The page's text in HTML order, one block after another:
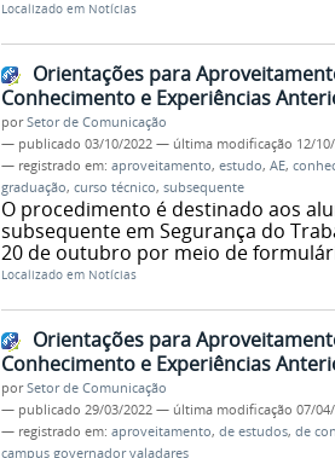
Localizado em Notícias
Orientações para
Conhecimento e Experiências
porSetor de Comunicação
— publicado 03/10/2022 — última modificação 12/
— registrado em: aproveitamento, estudo, AE,
graduação, curso técnico, subsequente
O procedimento é destinado aos
subsequente em Segurança do
20 de outubro por meio de
Localizado em Notícias
Orientações para
Conhecimento e Experiências
porSetor de Comunicação
— publicado 29/03/2022 — última modificação 07/
— registrado em: aproveitamento, de estudos, de
campus governador valadares